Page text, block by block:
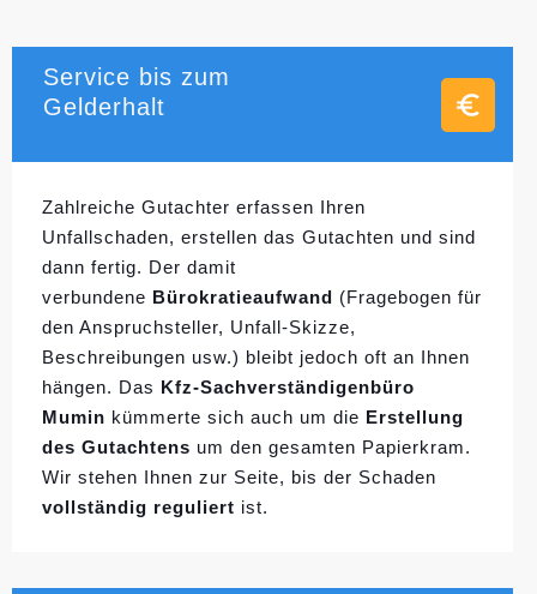
Service bis zum
Gelderhalt
Zahlreiche Gutachter erfassen Ihren
Unfallschaden, erstellen das Gutachten und sind
dann fertig. Der damit
verbundene Bürokratieaufwand (Fragebogen für
den Anspruchsteller, Unfall-Skizze,
Beschreibungen usw.) bleibt jedoch oft an Ihnen
hängen. Das Kfz-Sachverständigenbüro
Mumin kümmerte sich auch um die Erstellung
des Gutachtens um den gesamten Papierkram.
Wir stehen Ihnen zur Seite, bis der Schaden
vollständig reguliert ist.